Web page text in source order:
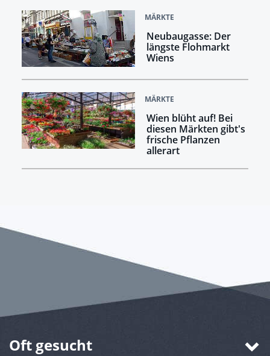
MÄRKTE
Neubaugasse: Der
längste Flohmarkt
Wiens
MÄRKTE
Wien blüht auf! Bei
diesen Märkten gibt's
frische Pflanzen
allerart
Oft gesucht